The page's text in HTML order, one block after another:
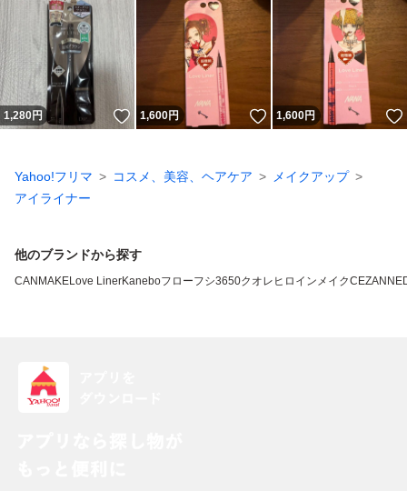
1,280円 いいね！
1,600円 いいね！
1,600円
Yahoo!フリマ コスメ、美容、ヘアケア
メイクアップ
アイライナー
他のブランドから探す
CANMAKELove LinerKaneboフローフシ3650クオレ ヒロインメイクCEZANNE